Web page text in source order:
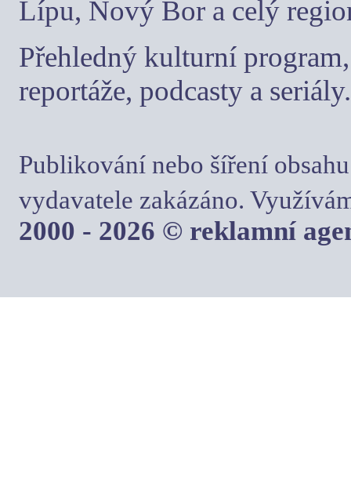
Lípu, Nový Bor a celý
Přehledný kulturní
reportáže, podcasty a seriály.
Publikování nebo šíření
vydavatele zakázáno.
2000 - 2026 © reklamní